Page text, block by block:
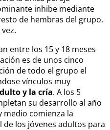
inhibe mediante
de hembras del grupo.
entre los 15 y 18 meses
es de unos cinco
de todo el grupo el
vínculos muy
y la cría. A los 5
su desarrollo al año
medio comienza la
los jóvenes adultos para